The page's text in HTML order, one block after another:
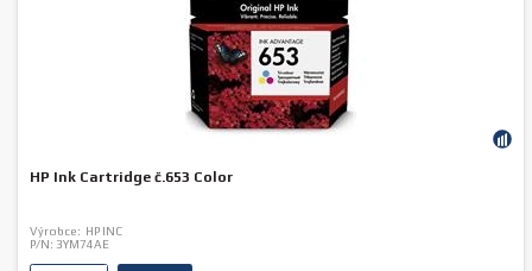
HP Ink Cartridge č.653 Color
Výrobce: HP INC
P/N: 3YM74AE